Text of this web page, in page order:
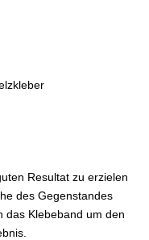
Resultat zu erzielen
des Gegenstandes
das Klebeband um den